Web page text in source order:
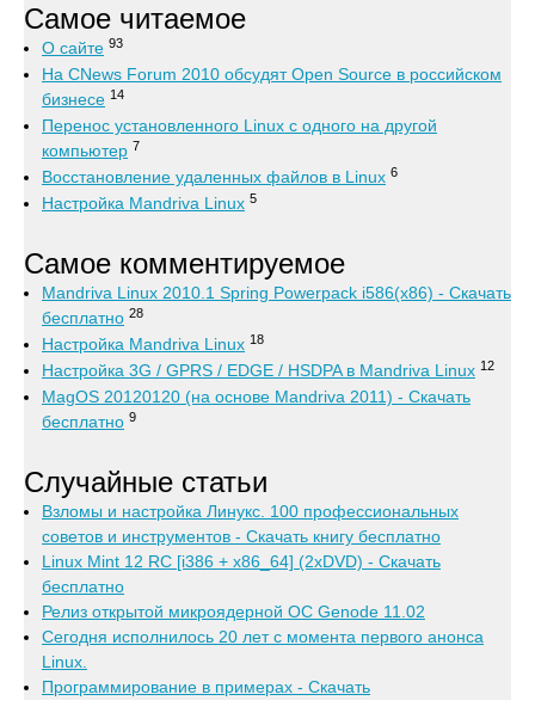
Самое читаемое
О сайте 93
На CNews Forum 2010 обсудят Open Source в российском
бизнесе 14
Перенос установленного Linux с одного на другой
компьютер 7
Восстановление удаленных файлов в Linux 6
Настройка Mandriva Linux 5
Самое комментируемое
Mandriva Linux 2010.1 Spring Powerpack i586(x86) - Скачать
бесплатно 28
Настройка Mandriva Linux 18
Настройка 3G / GPRS / EDGE / HSDPA в Mandriva Linux 12
MagOS 20120120 (на основе Mandriva 2011) - Скачать
бесплатно 9
Случайные статьи
Взломы и настройка Линукс. 100 профессиональных
советов и инструментов - Скачать книгу бесплатно
Linux Mint 12 RC [i386 + x86_64] (2xDVD) - Скачать
бесплатно
Релиз открытой микроядерной ОС Genode 11.02
Сегодня исполнилось 20 лет с момента первого анонса
Linux.
Программирование в примерах - Скачать